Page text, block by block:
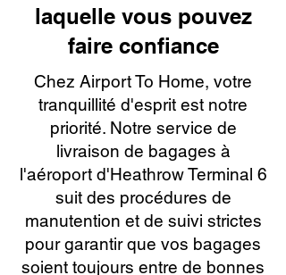
laquelle vous pouvez
faire confiance
Chez Airport To Home, votre
tranquillité d'esprit est notre
priorité. Notre service de
livraison de bagages à
l'aéroport d'Heathrow Terminal 6
suit des procédures de
manutention et de suivi strictes
pour garantir que vos bagages
soient toujours entre de bonnes